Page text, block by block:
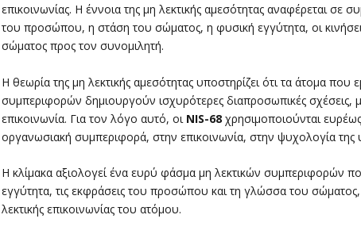
επικοινωνίας. Η έννοια της μη λεκτικής αμεσότητας αναφέρεται σε
του προσώπου, η στάση του σώματος, η φυσική εγγύτητα, οι
σώματος προς τον συνομιλητή.
Η θεωρία της μη λεκτικής αμεσότητας υποστηρίζει ότι τα άτομα
συμπεριφορών δημιουργούν ισχυρότερες διαπροσωπικές σχέσεις,
επικοινωνία. Για τον λόγο αυτό, οι NIS-68χρησιμοποιούνται
οργανωσιακή συμπεριφορά, στην επικοινωνία, στην ψυχολογία της
Η κλίμακα αξιολογεί ένα ευρύ φάσμα μη λεκτικών συμπεριφορών
εγγύτητα, τις εκφράσεις του προσώπου και τη γλώσσα του
λεκτικής επικοινωνίας του ατόμου.